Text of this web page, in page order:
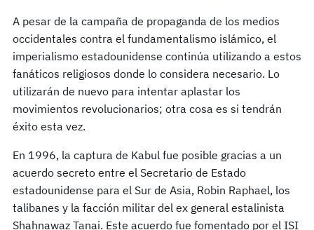
A pesar de la campaña de propaganda de los medios
occidentales contra el fundamentalismo islámico, el
imperialismo estadounidense continúa utilizando a estos
fanáticos religiosos donde lo considera necesario. Lo
utilizarán de nuevo para intentar aplastar los
movimientos revolucionarios; otra cosa es si tendrán
éxito esta vez.
En 1996, la captura de Kabul fue posible gracias a un
acuerdo secreto entre el Secretario de Estado
estadounidense para el Sur de Asia, Robin Raphael, los
talibanes y la facción militar del ex general estalinista
Shahnawaz Tanai. Este acuerdo fue fomentado por el ISI